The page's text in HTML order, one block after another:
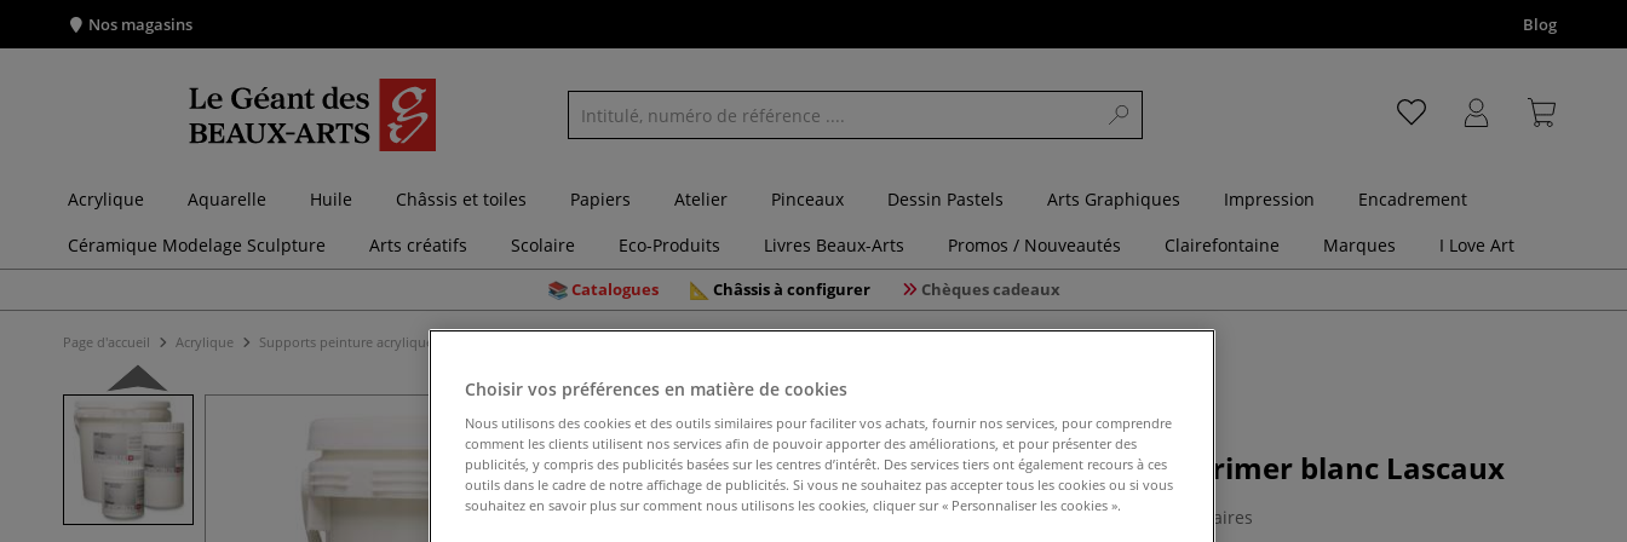
Nos magasins Blog
Acrylique Aquarelle Huile Châssis et toiles Papiers Atelier Pinceaux Dessin Pastels Arts Graphiques Impression
Encadrement
Céramique Modelage Sculpture
Arts créatifs Scolaire Eco-Produits Livres Beaux-Arts Promos / Nouveautés Clairefontaine Marques I Love Art
Catalogues Châssis à configurer Chèques cadeaux
Page d'accueil Acrylique Supports peinture acrylique
Apprêt acrylique Primer blanc Lascaux
0 Commentaires
Choisir vos préférences en matière de cookies
Nous utilisons des cookies et des outils similaires pour faciliter vos achats, fournir nos services, pour comprendre
comment les clients utilisent nos services afin de pouvoir apporter des améliorations, et pour présenter des
publicités, y compris des publicités basées sur les centres d’intérêt. Des services tiers ont également recours à ces
outils dans le cadre de notre affichage de publicités. Si vous ne souhaitez pas accepter tous les cookies ou si vous
souhaitez en savoir plus sur comment nous utilisons les cookies, cliquer sur « Personnaliser les cookies ».